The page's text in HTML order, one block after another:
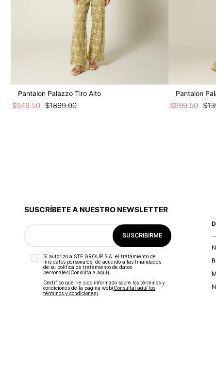
Pantalon Palazzo Tiro Alto
$1899.00
$949.50
Pantalon
$
$699.50
SUSCRÍBETE A NUESTRO NEWSLETTER
SUSCRIBIRME
Sí autorizo a STF GROUP S.A. el tratamiento de
mis datos personales, de acuerdo a las finalidades
de su política de tratamiento de datos
personales‎(Consúltala aquí)
Certifico que he sido informado sobre los términos y
condiciones de la página web‎(Consúltal aquí los
términos y condiciones)